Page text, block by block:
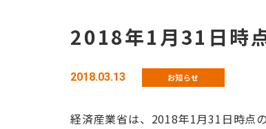
2018年1月31日時
2018.03.13 お知らせ
経済産業省は、2018年1月31日時点